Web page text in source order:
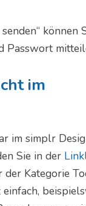
können
Passwort
im
im simplr
Sie in der
Kategorie